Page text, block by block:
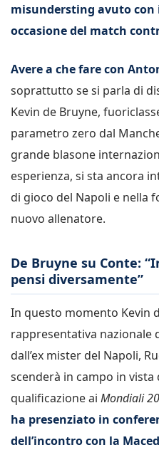
misundersting avuto
occasione del match
Avere a che fare con
soprattutto se si parla di
Kevin de Bruyne,
parametro zero dal
grande blasone
esperienza, si sta ancora
di gioco del Napoli e nella
nuovo allenatore.
De Bruyne su Conte:
pensi diversamente”
In questo momento Kevin
rappresentativa nazionale
dall’ex mister del Napoli,
scenderà in campo in
qualificazione ai Mondiali
ha presenziato in
dell’incontro con la